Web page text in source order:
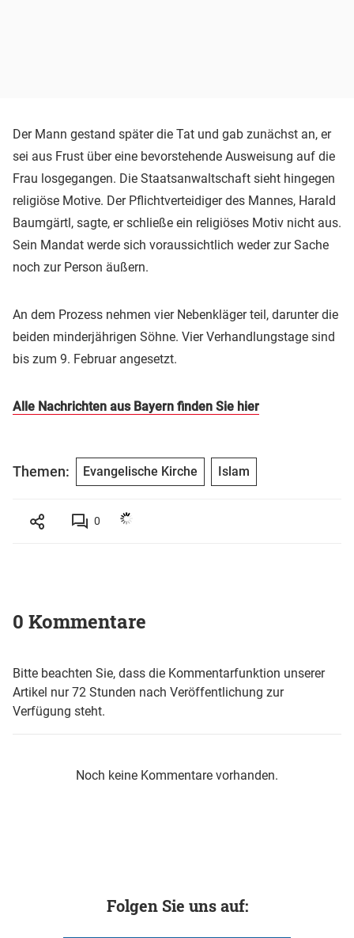
Der Mann gestand später die Tat und gab zunächst an, er
sei aus Frust über eine bevorstehende Ausweisung auf die
Frau losgegangen. Die Staatsanwaltschaft sieht hingegen
religiöse Motive. Der Pflichtverteidiger des Mannes, Harald
Baumgärtl, sagte, er schließe ein religiöses Motiv nicht aus.
Sein Mandat werde sich voraussichtlich weder zur Sache
noch zur Person äußern.
An dem Prozess nehmen vier Nebenkläger teil, darunter die
beiden minderjährigen Söhne. Vier Verhandlungstage sind
bis zum 9. Februar angesetzt.
Alle Nachrichten aus Bayern finden Sie hier
Themen: Evangelische Kirche Islam
0
0 Kommentare
Bitte beachten Sie, dass die Kommentarfunktion unserer
Artikel nur 72 Stunden nach Veröffentlichung zur
Verfügung steht.
Noch keine Kommentare vorhanden.
Folgen Sie uns auf: